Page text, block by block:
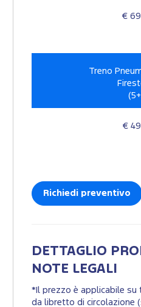
€
Treno
€
Richiedi preventivo
DETTAGLIO
NOTE LEGALI
*Il prezzo è applicabile
da libretto di circolazione